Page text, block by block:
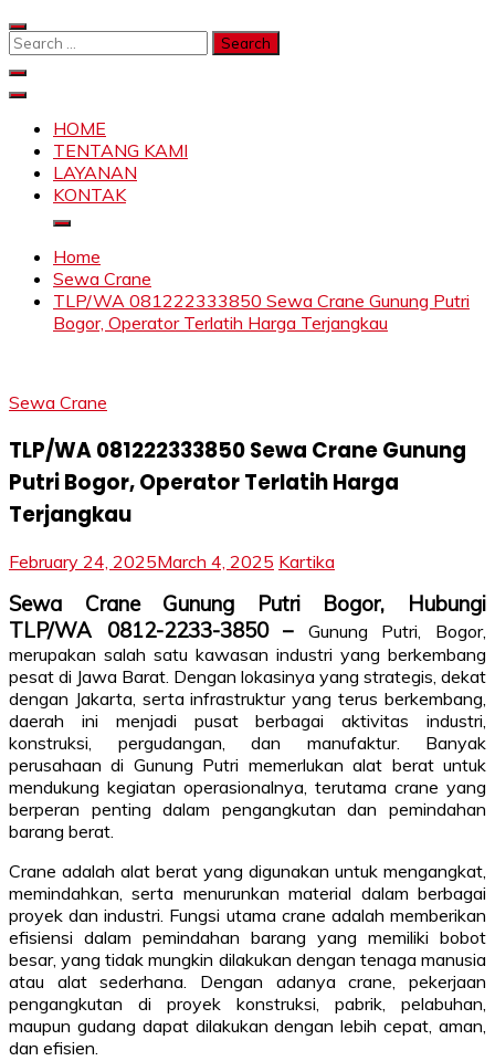
Skip
to
Search
SKYLIFTHOME
TENTANG KAMI
LAYANAN
KONTAK
Home
Sewa Crane
TLP/WA 081222333850 Sewa Crane Gunung Putri
Bogor, Operator Terlatih Harga Terjangkau
Sewa Crane
TLP/WA 081222333850 Sewa Crane Gunung
Putri Bogor, Operator Terlatih Harga
Terjangkau
February 24, 2025March 4, 2025 Kartika
Sewa Crane Gunung Putri Bogor, Hubungi
TLP/WA 0812-2233-3850 –
Gunung Putri, Bogor,
merupakan salah satu kawasan industri yang berkembang
pesat di Jawa Barat. Dengan lokasinya yang strategis, dekat
dengan Jakarta, serta infrastruktur yang terus berkembang,
daerah ini menjadi pusat berbagai aktivitas industri,
konstruksi, pergudangan, dan manufaktur. Banyak
perusahaan di Gunung Putri memerlukan alat berat untuk
mendukung kegiatan operasionalnya, terutama crane yang
berperan penting dalam pengangkutan dan pemindahan
barang berat.
Crane adalah alat berat yang digunakan untuk mengangkat,
memindahkan, serta menurunkan material dalam berbagai
proyek dan industri. Fungsi utama crane adalah memberikan
efisiensi dalam pemindahan barang yang memiliki bobot
besar, yang tidak mungkin dilakukan dengan tenaga manusia
atau alat sederhana. Dengan adanya crane, pekerjaan
pengangkutan di proyek konstruksi, pabrik, pelabuhan,
maupun gudang dapat dilakukan dengan lebih cepat, aman,
dan efisien.